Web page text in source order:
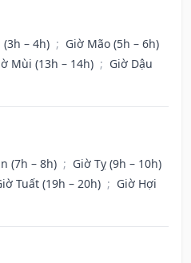
(3h – 4h) ; Giờ Mão (5h – 6h)
Mùi (13h – 14h) ; Giờ Dậu
(7h – 8h) ; Giờ Tỵ (9h – 10h)
Tuất (19h – 20h) ; Giờ Hợi